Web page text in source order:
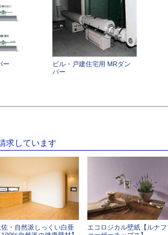
ー
ビル・戸建住宅用 MRダン
パー
求しています
佐・自然派しっくい白亜
エコロジカル壁紙【ルナフ